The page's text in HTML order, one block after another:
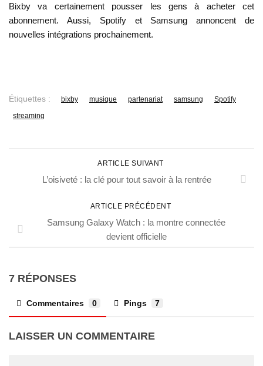
Bixby va certainement pousser les gens à acheter cet
abonnement. Aussi, Spotify et Samsung annoncent de
nouvelles intégrations prochainement.
Étiquettes : bixby musique partenariat samsung
Spotify
streaming
ARTICLE SUIVANT
L’oisiveté : la clé pour tout savoir à la rentrée
ARTICLE PRÉCÉDENT
Samsung Galaxy Watch : la montre connectée
devient officielle
7 RÉPONSES
Commentaires 0 Pings 7
LAISSER UN COMMENTAIRE